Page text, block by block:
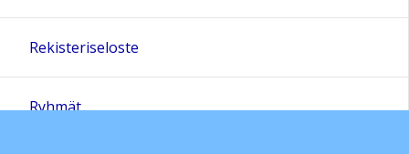
Rekisteriseloste
Ryhmät